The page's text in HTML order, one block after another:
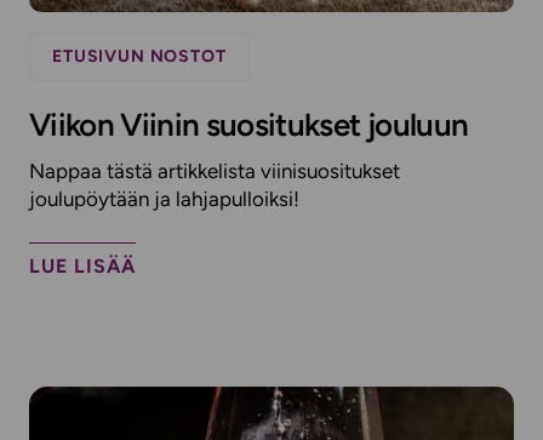
ETUSIVUN NOSTOT
Viikon Viinin suositukset jouluun
Nappaa tästä artikkelista viinisuositukset
joulupöytään ja lahjapulloiksi!
LUE LISÄÄ